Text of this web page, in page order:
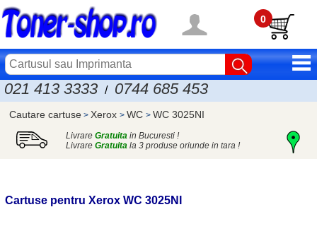
0
021 413 3333 / 0744 685 453
Cautare cartuse > Xerox > WC > WC 3025NI
Livrare Gratuitain Bucuresti !
Livrare Gratuitala 3 produse oriunde in tara !
Cartuse pentru Xerox WC 3025NI